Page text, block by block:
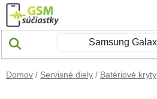
Prejsť na obsah
Domov / Servisné diely / Batériové kryty